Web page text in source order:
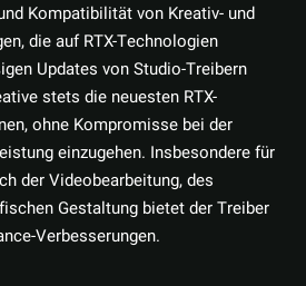
Kompatibilität von Kreativ- und
die auf RTX-Technologien
Updates von Studio-Treibern
stets die neuesten RTX-
ohne Kompromisse bei der
einzugehen. Insbesondere für
der Videobearbeitung, des
Gestaltung bietet der Treiber
Verbesserungen.